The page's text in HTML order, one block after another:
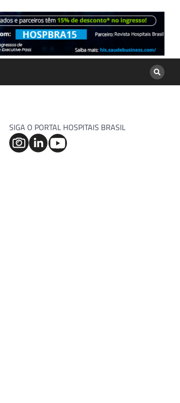
SIGA O PORTAL HOSPITAIS BRASIL